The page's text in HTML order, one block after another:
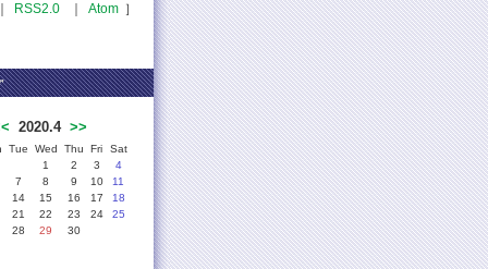
RSS2.0 Atom ］
アクリル札、アルミ札と素材を増やし、ギフ
2020.4 >>
Tue Wed Thu Fri
Sat
1
2 3
4
7
8 9 10
11
14
15 16 17
18
21
22 23 24
25
28
29 30